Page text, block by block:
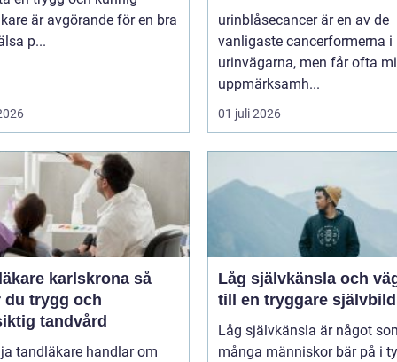
är avgörande för en bra
p...
urinblåsecancer är en av de
vanligaste cancerformerna i
urinvägarna, men får ofta
uppmärksamh...
01 juli 2026
karlskrona så
du trygg och
tandvård
tandläkare handlar om
Låg självkänsla och
till en tryggare självbild
Låg självkänsla är något
många människor bär på i